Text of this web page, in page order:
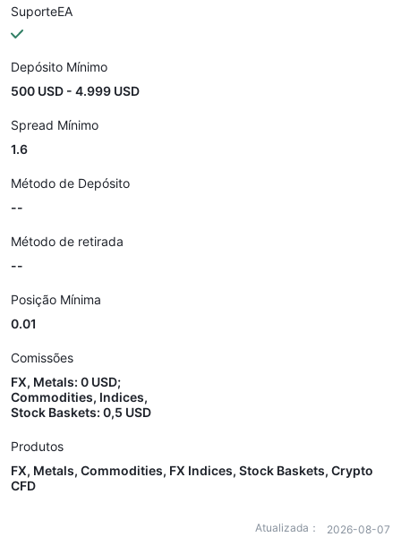
SuporteEA
Depósito Mínimo
500 USD - 4.999 USD
Spread Mínimo
1.6
Método de Depósito
--
Método de retirada
--
Posição Mínima
0.01
Comissões
FX, Metals: 0 USD;
Commodities, Indices,
Stock Baskets: 0,5 USD
Produtos
FX, Metals, Commodities, FX Indices, Stock Baskets, Crypto
CFD
Atualizada： 2026-08-07